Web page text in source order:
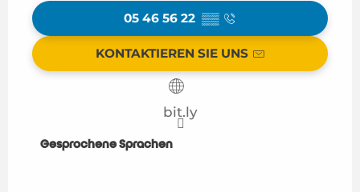
05 46 56 22 ▒▒
KONTAKTIEREN SIE UNS
bit.ly
Gesprochene Sprachen
Gesprochene Sprachen